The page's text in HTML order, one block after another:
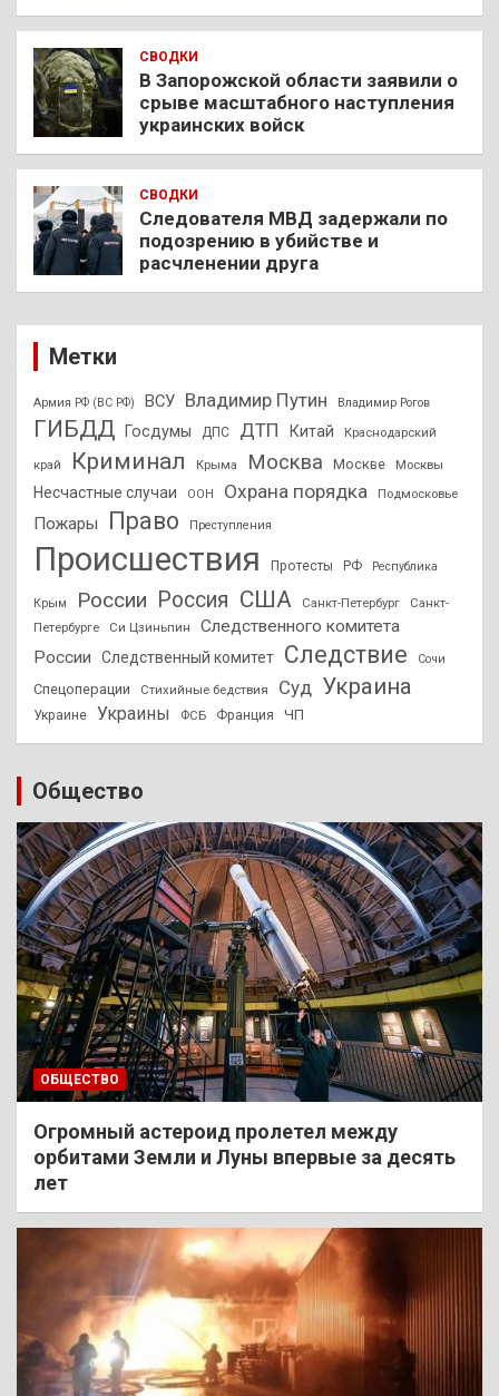
СВОДКИ
В Запорожской области заявили о
срыве масштабного наступления
украинских войск
СВОДКИ
Следователя МВД задержали по
подозрению в убийстве и
расчленении друга
Метки
Армия РФ (ВС РФ) ВСУ Владимир Путин Владимир Рогов
ГИБДД Госдумы ДПС ДТП Китай Краснодарский
край Криминал Крыма Москва Москве Москвы
Несчастные случаи ООН Охрана порядка Подмосковье
Пожары Право Преступления
Происшествия Протесты РФ Республика
Крым России Россия США Санкт-Петербург
Санкт-
Петербурге
Си Цзиньпин
Следственного комитета
России
Следственный комитет Следствие Сочи
Спецоперации Стихийные бедствия Суд Украина
Украине Украины ФСБ Франция ЧП
Общество
ОБЩЕСТВО
Огромный астероид пролетел между
орбитами Земли и Луны впервые за десять
лет